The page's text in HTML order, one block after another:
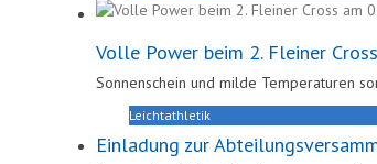
Volle Power beim 2. Fleiner
Sonnenschein und milde Temperaturen
Leichtathletik
Einladung zur